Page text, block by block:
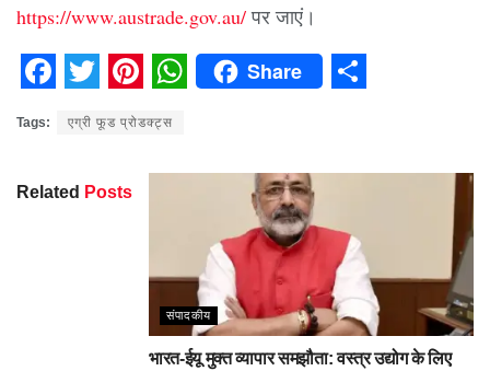
https://www.austrade.gov.au/पर जाएं।
Facebook
TwitterPinterest
Share
Tags: एग्री फूड प्रोडक्ट्स
Related Posts
संपादकीय
भारत-ईयू मुक्त व्यापार समझौता: वस्त्र उद्योग के लिए